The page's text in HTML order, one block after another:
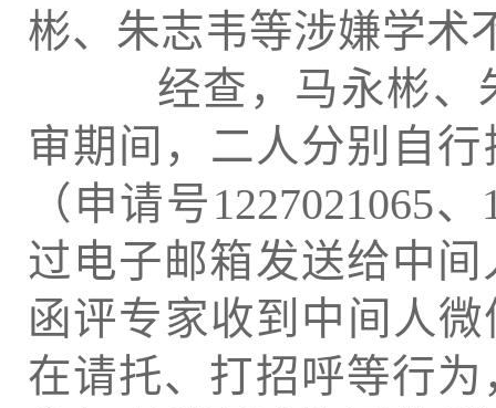
彬、朱志韦等涉嫌学术
经查，马永彬、朱
审期间，二人分别自
（申请号1227021065
过电子邮箱发送给中
函评专家收到中间人
在请托、打招呼等行